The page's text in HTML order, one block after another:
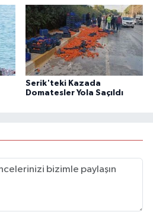
Serik'teki Kazada
Domatesler Yola Saçıldı